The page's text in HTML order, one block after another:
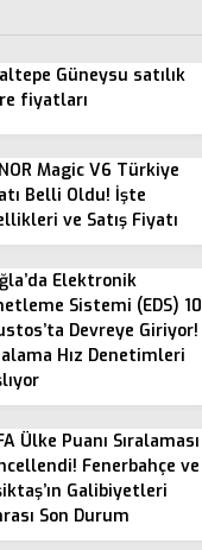
Güneysu satılık
fiyatları
Magic V6 Türkiye
Belli Oldu! İşte
ve Satış Fiyatı
Elektronik
Sistemi (EDS) 10
Devreye Giriyor!
Hız Denetimleri
Ülke Puanı Sıralaması
Fenerbahçe ve
Galibiyetleri
Son Durum